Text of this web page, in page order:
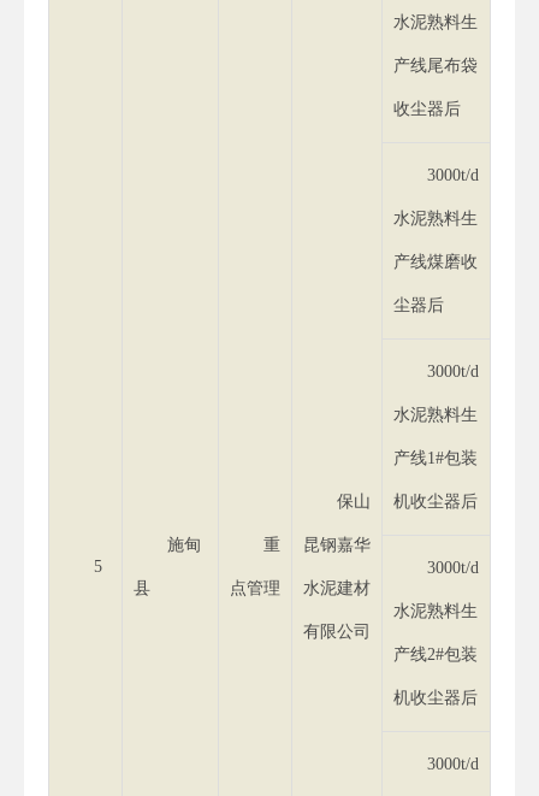
5
施甸
县
重
点管理
保山
昆钢嘉华
水泥建材
有限公司
水泥熟料生
产线尾布袋
收尘器后
3000t/d
水泥熟料生
产线煤磨收
尘器后
3000t/d
水泥熟料生
产线1#包装
机收尘器后
3000t/d
水泥熟料生
产线2#包装
机收尘器后
3000t/d